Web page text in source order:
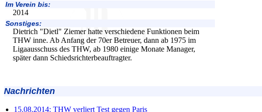
Im Verein bis:
2014
Sonstiges:
Dietrich "Dietl" Ziemer hatte verschiedene Funktionen beim
THW inne. Ab Anfang der 70er Betreuer, dann ab 1975 im
Ligaausschuss des THW, ab 1980 einige Monate Manager,
später dann Schiedsrichterbeauftragter.
Nachrichten
15.08.2014: THW verliert Test gegen Paris